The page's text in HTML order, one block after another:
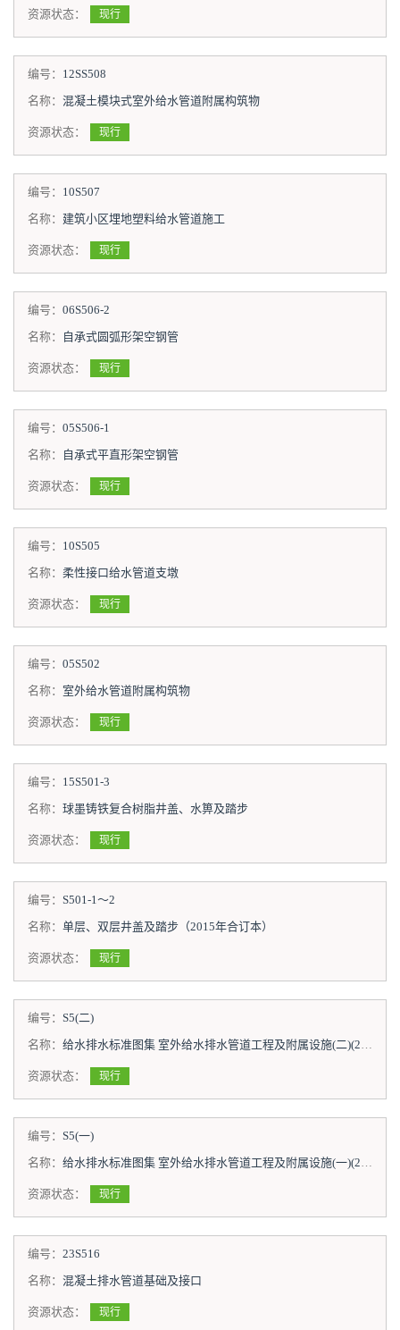
资源状态： 现行
编号： 12SS508
名称： 混凝土模块式室外给水管道附属构筑物
资源状态： 现行
编号： 10S507
名称： 建筑小区埋地塑料给水管道施工
资源状态： 现行
编号： 06S506-2
名称：
自承式圆弧形架空钢管
资源状态： 现行
编号： 05S506-1
名称：
自承式平直形架空钢管
资源状态： 现行
编号： 10S505
名称： 柔性接口给水管道支墩
资源状态： 现行
编号： 05S502
名称： 室外给水管道附属构筑物
资源状态： 现行
编号： 15S501-3
名称： 球墨铸铁复合树脂井盖、水箅及踏步
资源状态： 现行
编号： S501-1～2
名称： 单层、双层井盖及踏步（2015年合订本）
资源状态： 现行
编号： S5(二)
名称： 给水排水标准图集 室外给水排水管道工程及附属设施(二)(2012年合订本)
资源状态： 现行
编号： S5(一)
名称： 给水排水标准图集 室外给水排水管道工程及附属设施(一)(2011年合订本)
资源状态： 现行
编号： 23S516
名称： 混凝土排水管道基础及接口
资源状态： 现行